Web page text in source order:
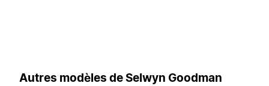
Autres modèles de Selwyn Goodman